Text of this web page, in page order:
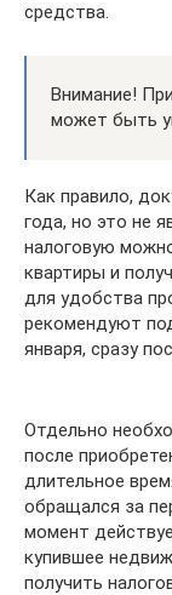
средства.
Внимание!
может быть
Как правило,
года, но это не
налоговую
квартиры и
для удобства
рекомендуют
января, сразу
Отдельно
после
длительное
обращался за
момент
купившее
получить